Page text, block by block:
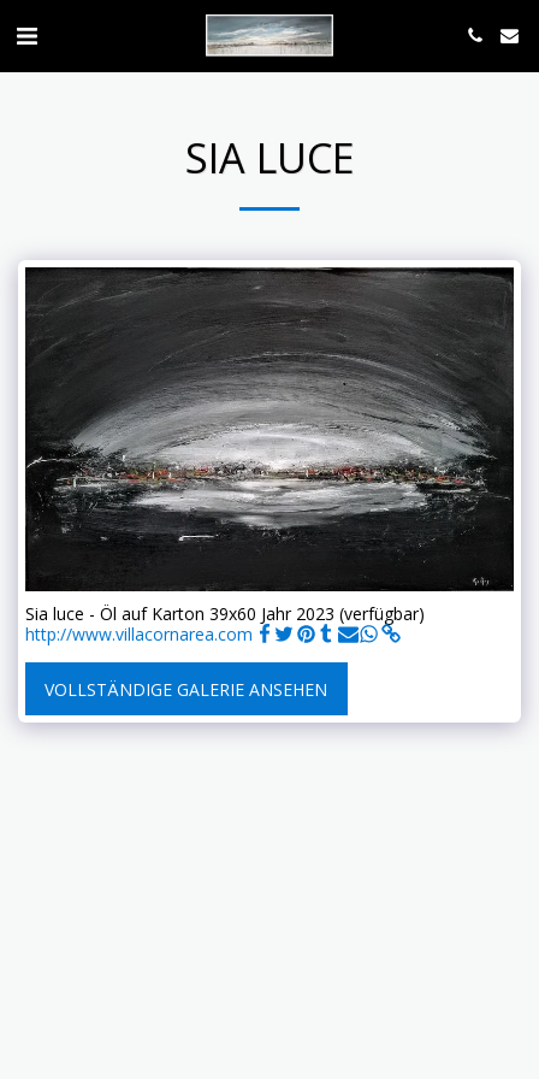
SIA LUCE
Sia luce - Öl auf Karton 39x60 Jahr 2023 (verfügbar)
http://www.villacornarea.com
VOLLSTÄNDIGE GALERIE ANSEHEN